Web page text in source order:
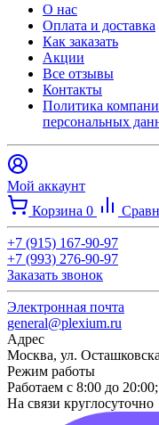
О нас
Оплата и доставка
Как заказать
Акции
Все отзывы
Контакты​
Политика
персональных
Мой аккаунт
Корзина 0
+7 (915) 167-90-97
+7 (993) 276-90-97
Заказать звонок
Электронная почта
general@plexium.ru
Адрес
Москва, ул.
Режим работы
Работаем с 8:00 до 20:00;
На связи круглосуточно